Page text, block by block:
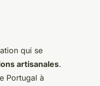
qui se
artisanales.
Portugal à